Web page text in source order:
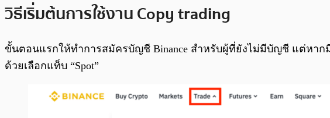
วิธีเริ่มต้นการใช้งาน Copy trading
ขั้นตอนแรกให้ทำการสมัครบัญชี Binance สำหรับผู้ที่ยังไม่มีบัญชี แต่หาก
ด้วยเลือกแท็บ “Spot”